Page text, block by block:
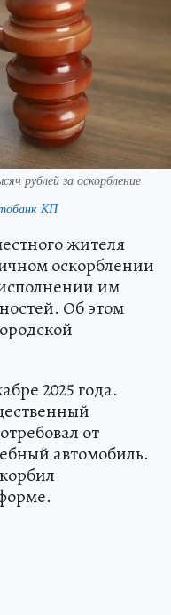
рублей за оскорбление
КП
жителя
оскорблении
им
Об этом
2025 года.
от
автомобиль.